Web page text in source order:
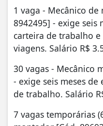
1 vaga - Mecânico
8942495] - exige seis
carteira de trabalho
viagens. Salário R$
30 vagas - Mecânico
- exige seis meses
de trabalho. Salário
7 vagas temporárias